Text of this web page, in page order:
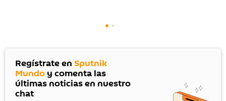
Regístrate en Sputnik
Mundo y comenta las
últimas noticias en nuestro
chat